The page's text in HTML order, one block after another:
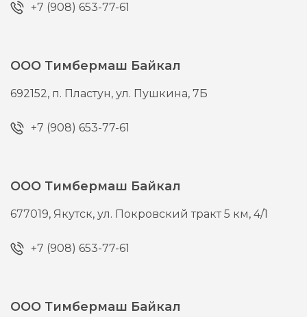
+7 (908) 653-77-61
ООО Тимбермаш Байкал
692152, п. Пластун,ул. Пушкина, 7Б
+7 (908) 653-77-61
ООО Тимбермаш Байкал
677019, Якутск,ул. Покровский тракт 5 км, 4/1
+7 (908) 653-77-61
ООО Тимбермаш Байкал